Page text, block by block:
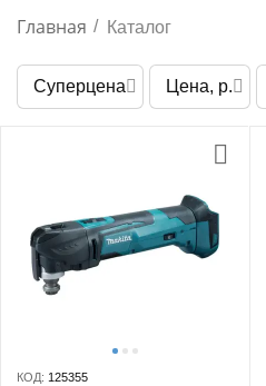
Главная / Каталог
Суперцена Цена, р.
КОД: 125355